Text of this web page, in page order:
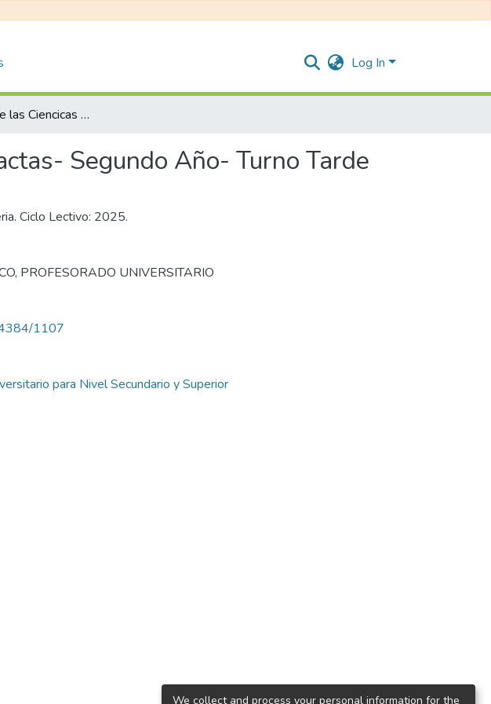
Log In
Didácticas de las Ciencicas Naturales y Exactas- Segundo Año- Turno Tarde
Segundo Año- Turno Tarde
Ciclo Lectivo: 2025.
, PROFESORADO UNIVERSITARIO
1107
para Nivel Secundario y Superior
We collect and process your personal information for the